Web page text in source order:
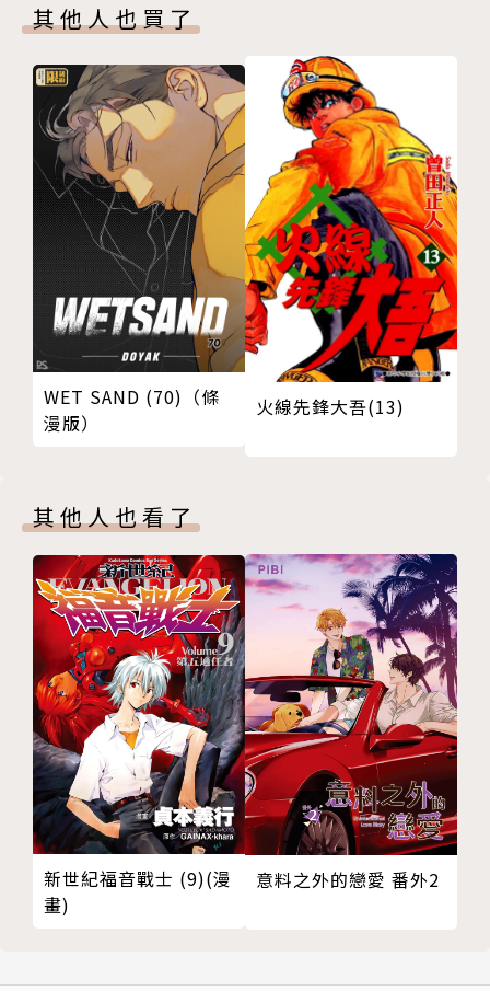
其他人也買了
WET SAND (70)（條
漫版）
火線先鋒大吾(13)
其他人也看了
新世紀福音戰士 (9)(漫
畫)
意料之外的戀愛 番外2